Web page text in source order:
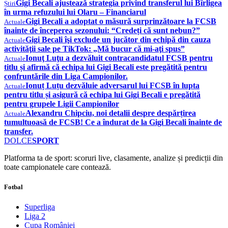
ȘtiriGigi Becali ajustează strategia privind transferul lui Bîrligea
în urma refuzului lui Olaru – Financiarul
ActualeGigi Becali a adoptat o măsură surprinzătoare la FCSB
înainte de începerea sezonului: “Credeți că sunt nebun?”
ActualeGigi Becali îşi exclude un jucător din echipă din cauza
activităţii sale pe TikTok: „Mă bucur că mi-aţi spus”
ActualeIonuţ Luţu a dezvăluit contracandidatul FCSB pentru
titlu și afirmă că echipa lui Gigi Becali este pregătită pentru
confruntările din Liga Campionilor.
ActualeIonuț Luțu dezvăluie adversarul lui FCSB în lupta
pentru titlu și asigură că echipa lui Gigi Becali e pregătită
pentru grupele Ligii Campionilor
ActualeAlexandru Chipciu, noi detalii despre despărțirea
tumultuoasă de FCSB! Ce a îndurat de la Gigi Becali înainte de
transfer.
DOLCESPORT
Platforma ta de sport: scoruri live, clasamente, analize și predicții din
toate campionatele care contează.
Fotbal
Superliga
Liga 2
Cupa României